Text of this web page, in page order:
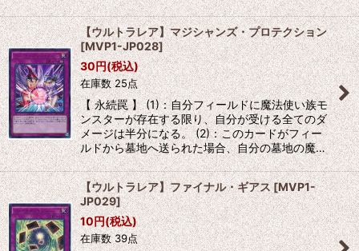
【ウルトラレア】マジシャンズ・プロテクション
[MVP1-JP028]
30円(税込)
在庫数 25点
【 永続罠 】 (1)：自分フィールドに魔法使い族モ
ンスターが存在する限り、自分が受ける全てのダ
メージは半分になる。 (2)：このカードがフィー
ルドから墓地へ送られた場合、自分の墓地の魔…
【ウルトラレア】ファイナル・ギアス[MVP1-
JP029]
10円(税込)
在庫数 39点